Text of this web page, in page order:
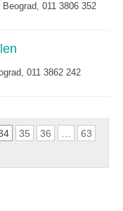
011 3806 352
011 3862 242
35 36
63